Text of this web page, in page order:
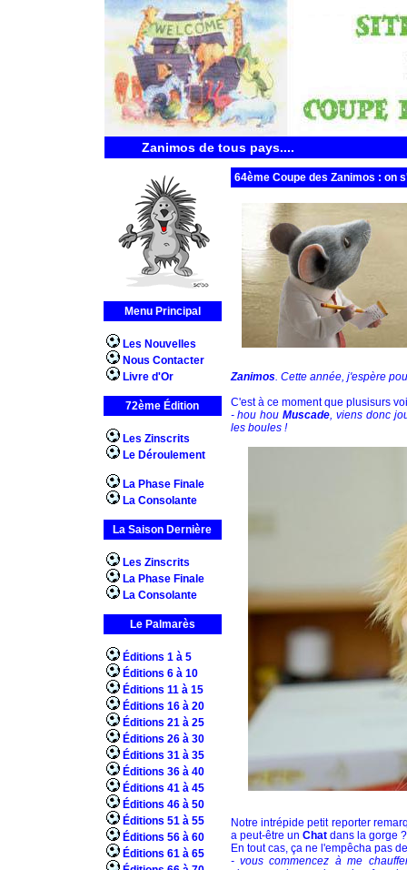
Zanimos de tous pays....
Menu Principal
Les Nouvelles
Nous Contacter
Livre d'Or
72ème Édition
Les Zinscrits
Le Déroulement
La Phase Finale
La Consolante
La Saison Dernière
Les Zinscrits
La Phase Finale
La Consolante
Le Palmarès
Éditions 1 à 5
Éditions 6 à 10
Éditions 11 à 15
Éditions 16 à 20
Éditions 21 à 25
Éditions 26 à 30
Éditions 31 à 35
Éditions 36 à 40
Éditions 41 à 45
Éditions 46 à 50
Éditions 51 à 55
Éditions 56 à 60
Éditions 61 à 65
64ème Coupe des Zanimos : on
Zanimos. Cette année, j'espère
C'est à ce moment que plusisurs
- hou houMuscade, viens donc
les boules !
Notre intrépide petit reporter
a peut-être un Chatdans la gorge
En tout cas, ça ne l'empêcha pas
- vous commencez à me